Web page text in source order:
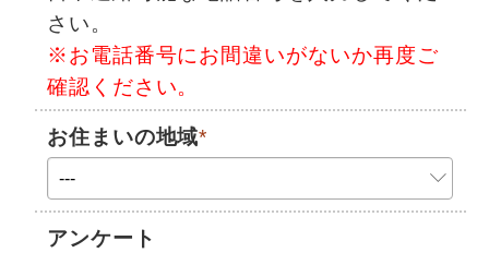
さい。
※お電話番号にお間違いがないか再度ご
確認ください。
お住まいの地域*
アンケート